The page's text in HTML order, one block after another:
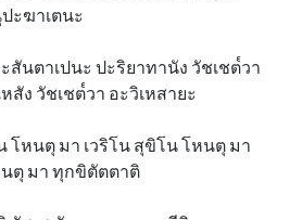
ะฆาเตนะ
สันตาเปนะ ปะริยาทานัง วัชเชต๎วา
สัง วัชเชต๎วา อะวิเหสายะ
โหนตุ มา เวริโน สุขิโน โหนตุ มา
ตุ มา ทุกขิตัตตาติ